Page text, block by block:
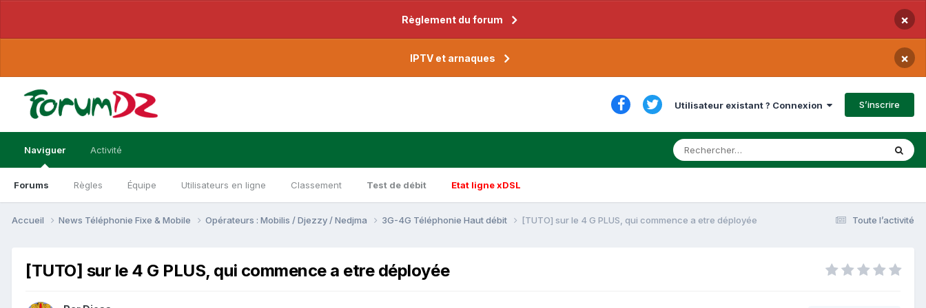
Règlement du forum ×
IPTV et arnaques ×
Utilisateur existant ? Connexion S’inscrire
Naviguer
Forums Règles Équipe Utilisateurs en ligne Classement Test de débit Etat ligne xDSL
Activité
Toute l’activité
Accueil News Téléphonie Fixe & Mobile Opérateurs : Mobilis / Djezzy / Nedjma 3G-4G Téléphonie Haut débit [TUTO] sur le 4 G PLUS, qui commence a etre déployée
[TUTO] sur le 4 G PLUS, qui commence a etre déployée